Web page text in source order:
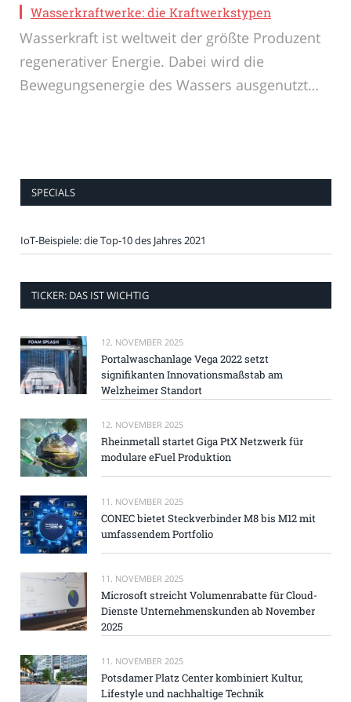
Wasserkraftwerke: die Kraftwerkstypen
Wasserkraft ist weltweit der größte Produzent
regenerativer Energie. Dabei wird die
Bewegungsenergie des Wassers ausgenutzt…
SPECIALS
IoT-Beispiele: die Top-10 des Jahres 2021
TICKER: DAS IST WICHTIG
12. NOVEMBER 2025
Portalwaschanlage Vega 2022 setzt
signifikanten Innovationsmaßstab am
Welzheimer Standort
12. NOVEMBER 2025
Rheinmetall startet Giga PtX Netzwerk für
modulare eFuel Produktion
11. NOVEMBER 2025
CONEC bietet Steckverbinder M8 bis M12 mit
umfassendem Portfolio
11. NOVEMBER 2025
Microsoft streicht Volumenrabatte für Cloud-
Dienste Unternehmenskunden ab November
2025
11. NOVEMBER 2025
Potsdamer Platz Center kombiniert Kultur,
Lifestyle und nachhaltige Technik